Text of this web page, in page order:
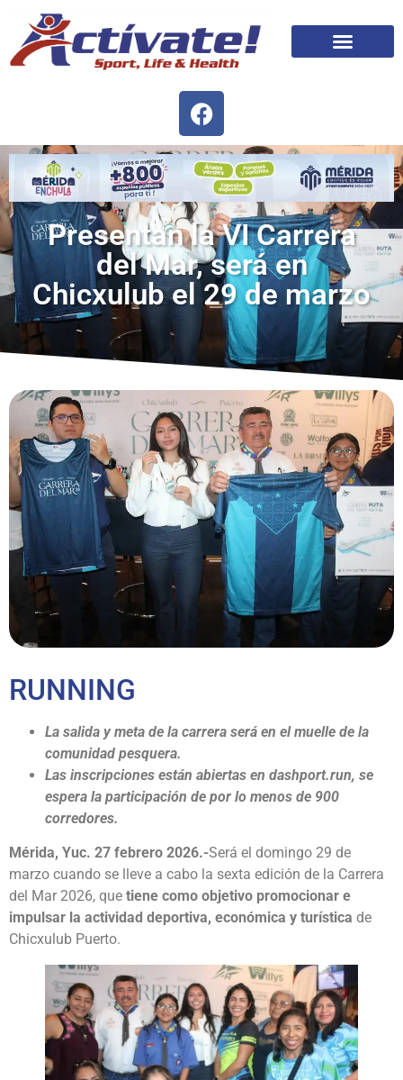
Presentan la VI Carrera
del Mar, será en
Chicxulub el 29 de marzo
RUNNING
La salida y meta de la carrera será en el muelle de la
comunidad pesquera.
Las inscripciones están abiertas en dashport.run, se
espera la participación de por lo menos de 900
corredores.
Mérida, Yuc. 27 febrero 2026.-Será el domingo 29 de
marzo cuando se lleve a cabo la sexta edición de la Carrera
del Mar 2026, que tiene como objetivo promocionar e
impulsar la actividad deportiva, económica y turística de
Chicxulub Puerto.